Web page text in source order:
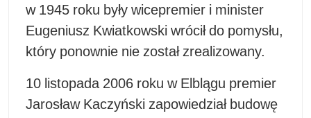
w 1945 roku były wicepremier i minister
Eugeniusz Kwiatkowski wrócił do pomysłu,
który ponownie nie został zrealizowany.
10 listopada 2006 roku w Elblągu premier
Jarosław Kaczyński zapowiedział budowę